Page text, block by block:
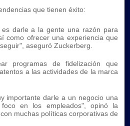
que tienen éxito:
darle a la gente una razón para
como ofrecer una experiencia que
aseguró Zuckerberg.
programas de fidelización que
a las actividades de la marca
importante darle a un negocio una
en los empleados", opinó la
muchas políticas corporativas de